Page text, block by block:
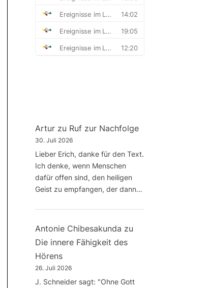
Arturzu Ruf zur Nachfolge
30. Juli 2026
Lieber Erich, danke für den Text.
Ich denke, wenn Menschen
dafür offen sind, den heiligen
Geist zu empfangen, der dann…
Antonie Chibesakunda zu
Die innere Fähigkeit des
Hörens
26. Juli 2026
J. Schneider sagt: "Ohne Gott